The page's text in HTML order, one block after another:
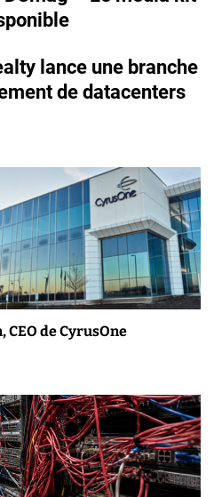
lance une branche
de datacenters
CEO de CyrusOne